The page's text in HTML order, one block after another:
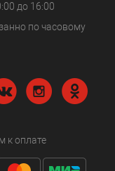
до 16:00
по часовому
к оплате